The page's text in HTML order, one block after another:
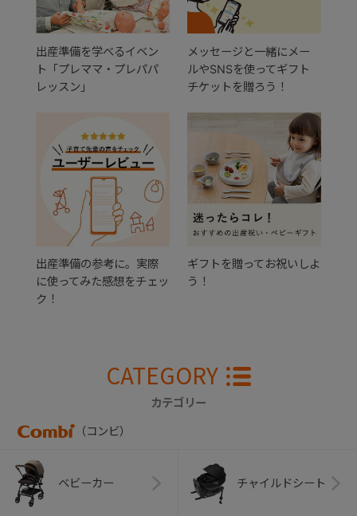
出産準備を学べるイベン
ト「プレママ・プレパパ
レッスン」
メッセージと一緒にメー
ルやSNSを使ってギフト
チケットを贈ろう！
出産準備の参考に。実際
に使ってみた感想をチェッ
ク！
ギフトを贈ってお祝いしよ
う！
CATEGORY
カテゴリー
（コンビ）
ベビーカー チャイルドシート